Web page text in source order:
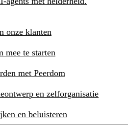
onze klanten
mee te starten
met Peerdom
en zelforganisatie
en beluisteren